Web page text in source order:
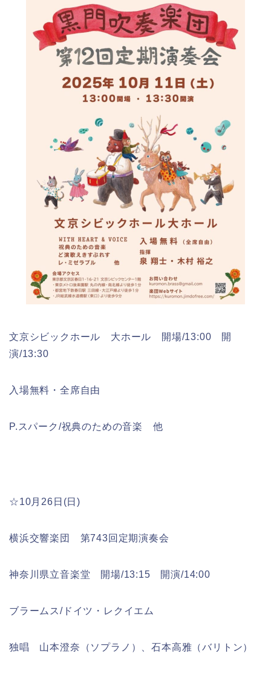
文京シビックホール 大ホール 開場/13:00 開
演/13:30
入場無料・全席自由
P.スパーク/祝典のための音楽 他
☆10月26日(日)
横浜交響楽団 第743回定期演奏会
神奈川県立音楽堂 開場/13:15 開演/14:00
ブラームス/ドイツ・レクイエム
独唱 山本澄奈（ソプラノ）、石本高雅（バリトン）